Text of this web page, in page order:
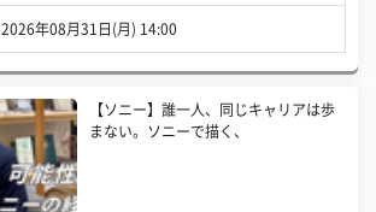
2026年08月31日(月) 14:00
【ソニー】誰一人、同じキャリアは歩
まない。ソニーで描く、